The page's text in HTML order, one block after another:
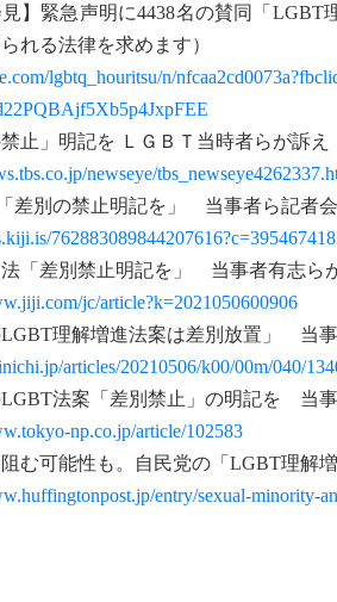
見】緊急声明に4438名の賛同「
れる法律を求めます）
lgbtq_houritsu/n/
禁止」明記を ＬＧＢＴ当時者らが訴え
newseye/
差別の禁止明記を」 当事者ら記者会
法「差別禁止明記を」 当事者有志ら
jc/article?k=2021050600906
LGBT理解増進法案は差別放置」 当
articles/20210506/k00/00m/040/
法案「差別禁止」の明記を 当事
np.co.jp/article/102583
む可能性も。自民党の「LGBT理解
entry/sexual-minority-